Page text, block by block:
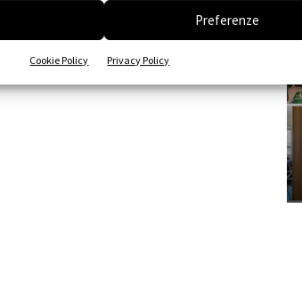
Preferenze
Cookie Policy Privacy Policy